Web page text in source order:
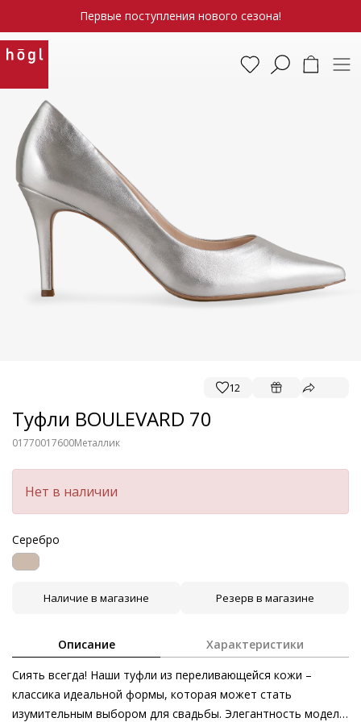
Первые поступления нового сезона!
12
Туфли BOULEVARD 70
01770017600Металлик
Нет в наличии
Серебро
Наличие в магазине Резерв в магазине
Описание Характеристики
Сиять всегда! Наши туфли из переливающейся кожи –
классика идеальной формы, которая может стать
изумительным выбором для свадьбы. Элегантность модели